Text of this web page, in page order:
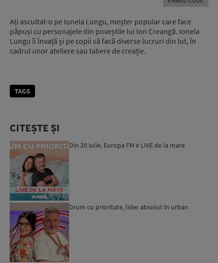
Ați ascultat-o pe Ionela Lungu, meșter popular care face
păpuși cu personajele din poveștile lui Ion Creangă. Ionela
Lungu îi învață și pe copii să facă diverse lucruri din lut, în
cadrul unor ateliere sau tabere de creație.
TAGS
CITEȘTE ȘI
Din 20 iulie, Europa FM e LIVE de la mare
Drum cu prioritate, lider absolut în urban